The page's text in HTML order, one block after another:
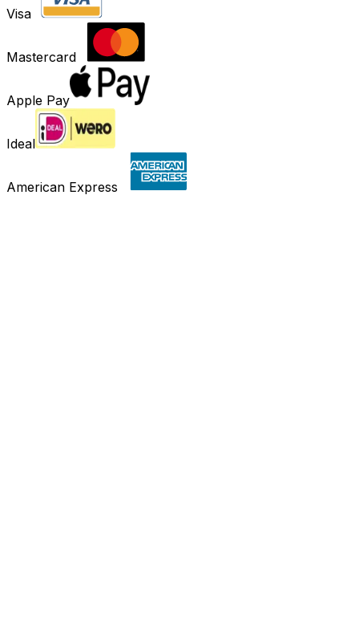
Visa
Mastercard
Apple Pay
Ideal
American Express